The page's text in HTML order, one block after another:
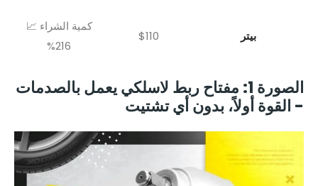
بيتر $110
كمية الشراء 📈
216%
الصورة 1: مفتاح ربط لاسلكي يعمل بالصدمات
- القوة أولاً، بدون أي تشتيت